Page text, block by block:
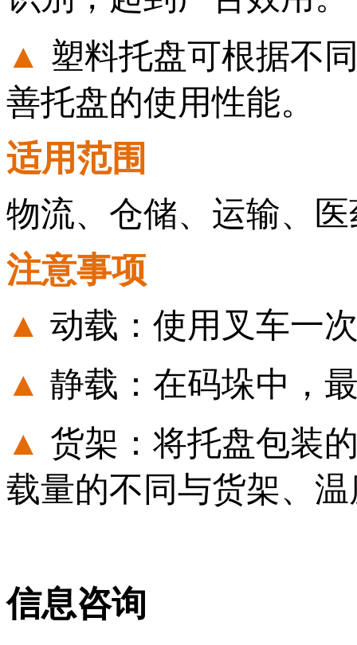
▲ 塑料托盘可根据不
善托盘的使用性能。
适用范围
物流、仓储、运输、
注意事项
▲ 动载：使用叉车一
▲ 静载：在码垛中，
▲ 货架：将托盘包装
载量的不同与货架、
信息咨询